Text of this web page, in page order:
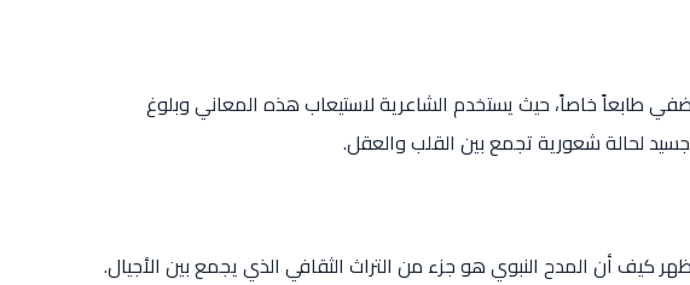
طابعاً خاصاً، حيث يستخدم الشاعرية لاستيعاب هذه المعاني وبلوغ
لحالة شعورية تجمع بين القلب والعقل.
كيف أن المدح النبوي هو جزء من التراث الثقافي الذي يجمع بين الأجيال.